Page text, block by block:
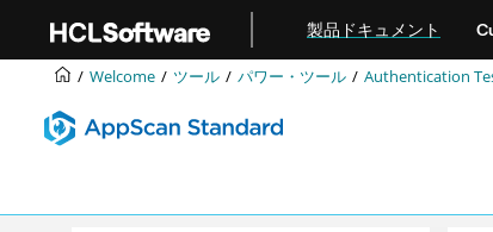
製品ドキュメント
Welcome ツール パワー・ツール Authentication
ツール
「オプション」ダイアログ・ボック
ス
スキャン・スケジューラー
Authentication Tester